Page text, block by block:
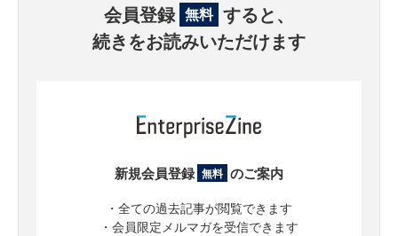
会員登録 無料 すると、
続きをお読みいただけます
新規会員登録 無料 のご案内
・全ての過去記事が閲覧できます
・会員限定メルマガを受信できます